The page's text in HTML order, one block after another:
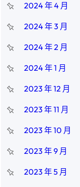
2024 年 4 月
2024 年 3 月
2024 年 2 月
2024 年 1 月
2023 年 12 月
2023 年 11 月
2023 年 10 月
2023 年 9 月
2023 年 5 月